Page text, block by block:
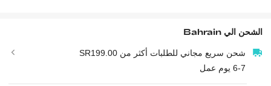
الشحن اليBahrain
شحن سريع مجاني للطلبات أكثر من SR199.00
6-7 يوم عمل